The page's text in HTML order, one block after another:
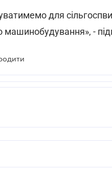
для
машинобудування», -